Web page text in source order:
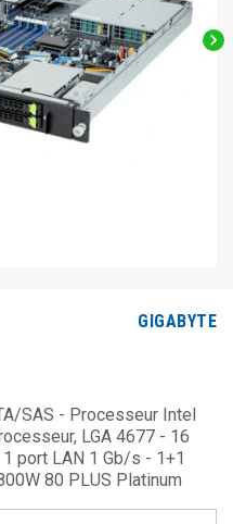

GIGABYTE
SAS - Processeur Intel
LGA 4677 - 16
port LAN 1 Gb/s - 1+1
80 PLUS Platinum